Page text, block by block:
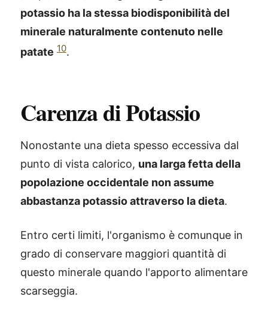
potassio ha la stessa biodisponibilità del
minerale naturalmente contenuto nelle
patate 10.
Carenza di Potassio
Nonostante una dieta spesso eccessiva dal
punto di vista calorico, una larga fetta della
popolazione occidentale non assume
abbastanza potassio attraverso la dieta.
Entro certi limiti, l'organismo è comunque in
grado di conservare maggiori quantità di
questo minerale quando l'apporto alimentare
scarseggia.